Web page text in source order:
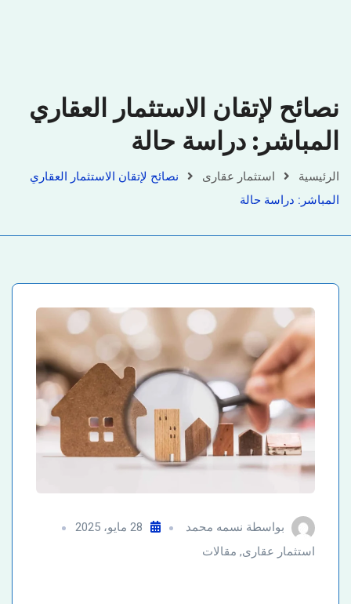
نصائح لإتقان الاستثمار العقاري
المباشر: دراسة حالة
الرئيسية استثمار عقارى
نصائح لإتقان الاستثمار العقاري
المباشر: دراسة حالة
بواسطة نسمه محمد
28 مايو، 2025
استثمار عقارى, مقالات